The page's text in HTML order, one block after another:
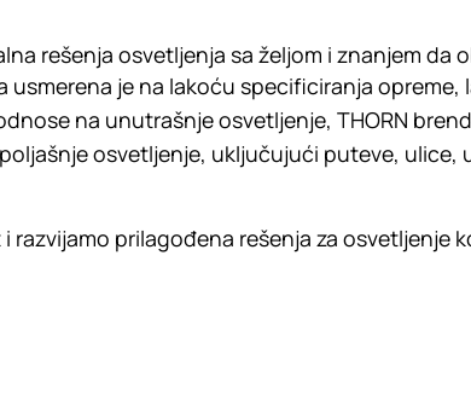
rešenja osvetljenja sa željom i znanjem da
je na lakoću specificiranja opreme,
na unutrašnje osvetljenje, THORN brend
osvetljenje, uključujući puteve, ulice,
prilagođena rešenja za osvetljenje